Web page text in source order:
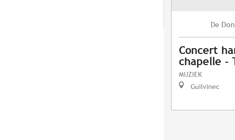
De
Concert
chapelle -
MUZIEK
Guilvinec